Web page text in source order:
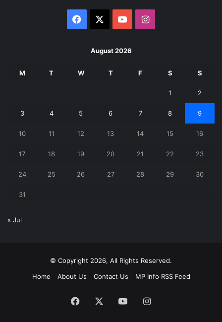
Facebook YouTubeInstagram
August 2026
M T W T F S S
1 2
3 4 5 6 7 8 9
10 11 12 13 14 15 16
17 18 19 20 21 22 23
24 25 26 27 28 29 30
31
« Jul
© Copyright 2026, All Rights Reserved.
Home
About Us Contact Us MP Info RSS Feed
Facebook YouTubeInstagram